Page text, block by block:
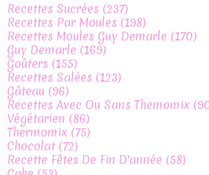
Recettes Sucrées (237)
Recettes Par Moules (198)
Recettes Moules Guy Demarle (170)
Guy Demarle (169)
Goûters (155)
Recettes Salées (123)
Gâteau (96)
Recettes Avec Ou Sans Themomix
Végétarien (86)
Thermomix (75)
Chocolat(72)
Recette Fêtes De Fin D'année (58)